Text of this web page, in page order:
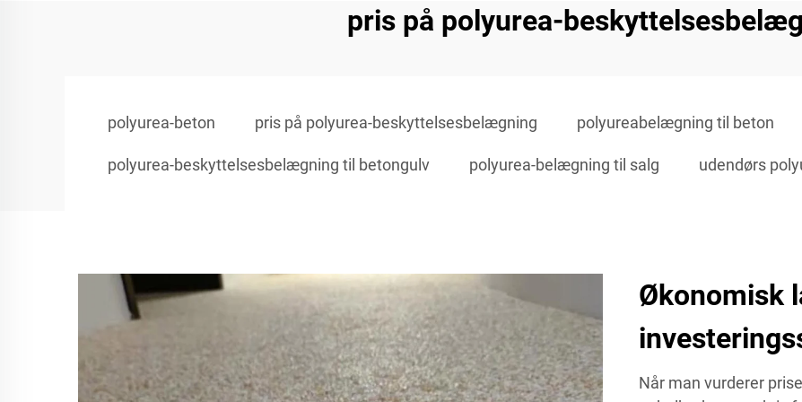
pris på polyurea-
polyurea-beton pris på polyurea-beskyttelsesbelægning polyureabelægning til beton
polyurea-beskyttelsesbelægning til betongulv polyurea-belægning til salg udendørs
Økonomisk
Når man vurderer